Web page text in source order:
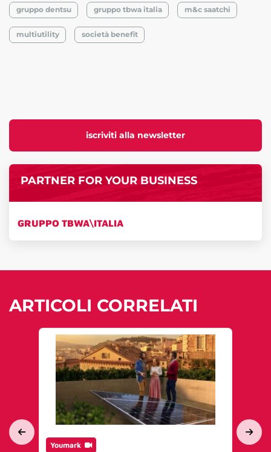
iscriviti alla newsletter
PARTNER FOR YOUR BUSINESS
GRUPPO TBWA\ITALIA
gruppo dentsu gruppo tbwa italia m&c saatchi
multiutility società benefit
ARTICOLI CORRELATI
Youmark